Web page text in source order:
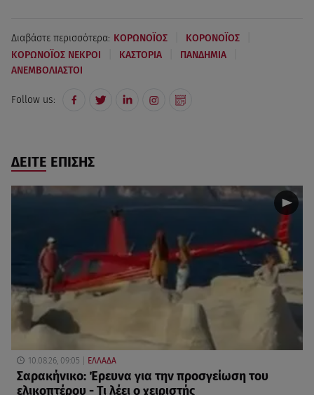
Διαβάστε περισσότερα: ΚΟΡΩΝΟΪΟΣ ΚΟΡΟΝΟΪΟΣ
ΚΟΡΩΝΟΪΟΣ ΝΕΚΡΟΙ ΚΑΣΤΟΡΙΑ ΠΑΝΔΗΜΙΑ
ΑΝΕΜΒΟΛΙΑΣΤΟΙ
Follow us:
ΔΕΙΤΕ ΕΠΙΣΗΣ
10.08.26, 09:05 ΕΛΛΑΔΑ
Σαρακήνικο: Έρευνα για την προσγείωση του
ελικοπτέρου - Τι λέει ο χειριστής